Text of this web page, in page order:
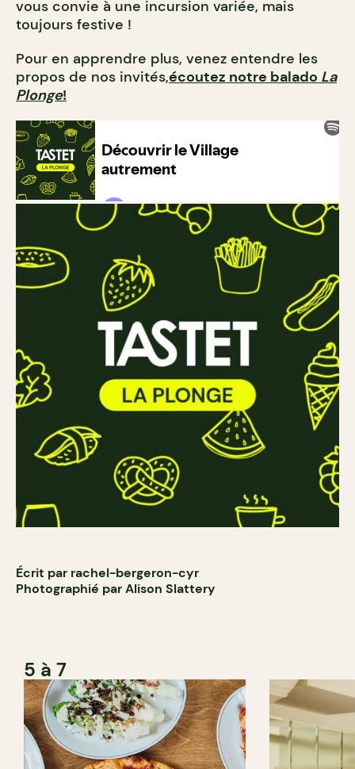
vous convie à une incursion variée, mais
toujours festive !
Pour en apprendre plus, venez entendre les
propos de nos invités,écoutez notre balado La
Plonge!
Écrit par rachel-bergeron-cyr
Photographié par Alison Slattery
5 à 7